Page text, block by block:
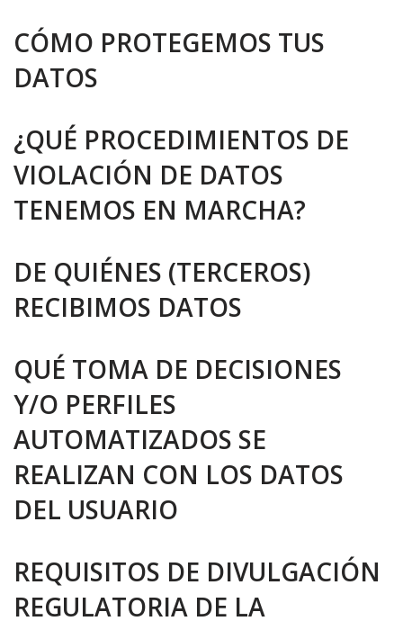
CÓMO PROTEGEMOS TUS
DATOS
¿QUÉ PROCEDIMIENTOS DE
VIOLACIÓN DE DATOS
TENEMOS EN MARCHA?
DE QUIÉNES (TERCEROS)
RECIBIMOS DATOS
QUÉ TOMA DE DECISIONES
Y/O PERFILES
AUTOMATIZADOS SE
REALIZAN CON LOS DATOS
DEL USUARIO
REQUISITOS DE DIVULGACIÓN
REGULATORIA DE LA